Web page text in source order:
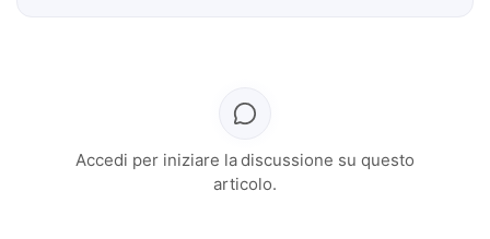
Accedi per iniziare la discussione su questo
articolo.